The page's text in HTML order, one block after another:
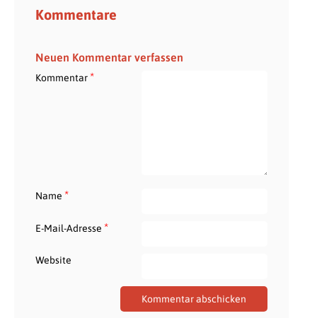
Kommentare
Neuen Kommentar verfassen
Kommentar*
Name *
E-Mail-Adresse *
Website